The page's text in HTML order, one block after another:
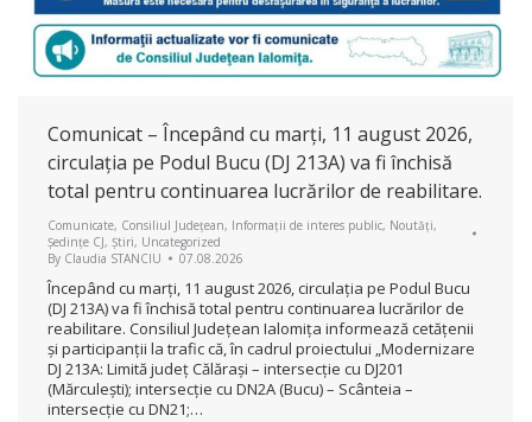
Comunicat – Începând cu marți, 11 august 2026,
circulația pe Podul Bucu (DJ 213A) va fi închisă
total pentru continuarea lucrărilor de reabilitare.
Comunicate, Consiliul Județean, Informații de interes public, Noutăți,
Ședințe CJ, Știri, Uncategorized
By Claudia STANCIU 07.08.2026
Începând cu marți, 11 august 2026, circulația pe Podul Bucu
(DJ 213A) va fi închisă total pentru continuarea lucrărilor de
reabilitare. Consiliul Județean Ialomița informează cetățenii
și participanții la trafic că, în cadrul proiectului „Modernizare
DJ 213A: Limită județ Călărași – intersecție cu DJ201
(Mărculești); intersecție cu DN2A (Bucu) – Scânteia –
intersecție cu DN21;…